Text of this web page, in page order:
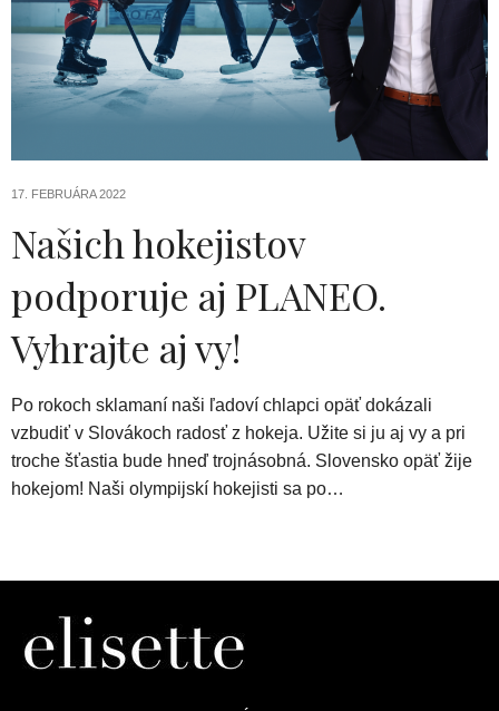
17. FEBRUÁRA 2022
Našich hokejistov
podporuje aj PLANEO.
Vyhrajte aj vy!
Po rokoch sklamaní naši ľadoví chlapci opäť dokázali
vzbudiť v Slovákoch radosť z hokeja. Užite si ju aj vy a pri
troche šťastia bude hneď trojnásobná. Slovensko opäť žije
hokejom! Naši olympijskí hokejisti sa po…